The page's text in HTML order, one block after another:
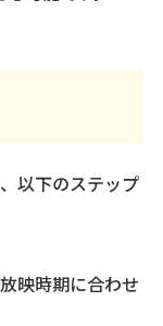
以下のステップ
映時期に合わせ